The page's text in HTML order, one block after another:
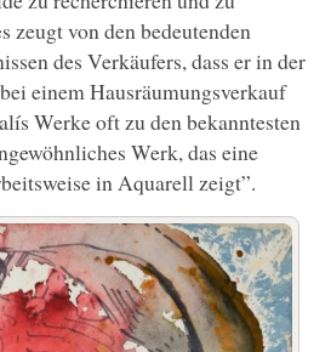
zeugt von den bedeutenden
des Verkäufers, dass er in der
einem Hausräumungsverkauf
Werke oft zu den bekanntesten
Werk, das eine
in Aquarell zeigt”.